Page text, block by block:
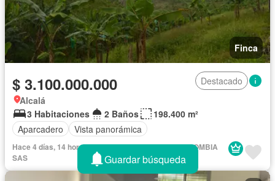
Finca
$ 3.100.000.000
Destacado
Alcalá
3 Habitaciones
2 Baños
198.400 m²
Aparcadero
Vista panorámica
Hace 4 días, 14 horas en - MAIN INMOBILIARIA COLOMBIA
SAS
Guardar búsqueda